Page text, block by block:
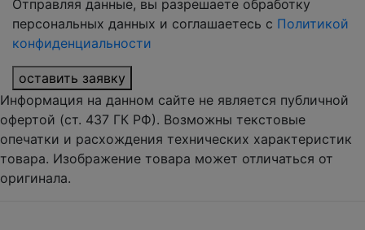
Отправляя данные, вы разрешаете обработку
персональных данных и соглашаетесь с Политикой
конфиденциальности
оставить заявку
Информация на данном сайте не является публичной
офертой (ст. 437 ГК РФ). Возможны текстовые
опечатки и расхождения технических характеристик
товара. Изображение товара может отличаться от
оригинала.